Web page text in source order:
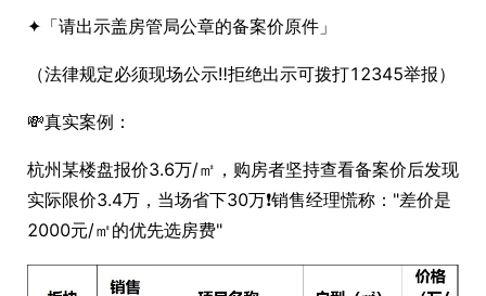
✦「请出示盖房管局公章的备案价原件」
（法律规定必须现场公示‼️拒绝出示可拨打12345举报）
💸真实案例：
杭州某楼盘报价3.6万/㎡，购房者坚持查看备案价后发现
实际限价3.4万，当场省下30万❗️销售经理慌称："差价是
2000元/㎡的优先选房费"